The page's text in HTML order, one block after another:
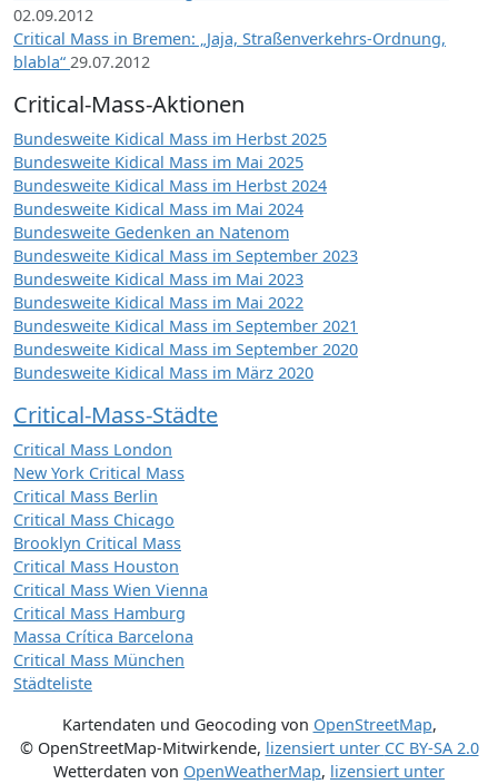
02.09.2012
Critical Mass in Bremen: „Jaja, Straßenverkehrs-Ordnung,
blabla“ 29.07.2012
Critical-Mass-Aktionen
Bundesweite Kidical Mass im Herbst 2025
Bundesweite Kidical Mass im Mai 2025
Bundesweite Kidical Mass im Herbst 2024
Bundesweite Kidical Mass im Mai 2024
Bundesweite Gedenken an Natenom
Bundesweite Kidical Mass im September 2023
Bundesweite Kidical Mass im Mai 2023
Bundesweite Kidical Mass im Mai 2022
Bundesweite Kidical Mass im September 2021
Bundesweite Kidical Mass im September 2020
Bundesweite Kidical Mass im März 2020
Critical-Mass-Städte
Critical Mass London
New York Critical Mass
Critical Mass Berlin
Critical Mass Chicago
Brooklyn Critical Mass
Critical Mass Houston
Critical Mass Wien Vienna
Critical Mass Hamburg
Massa Crítica Barcelona
Critical Mass München
Städteliste
Kartendaten und Geocoding von OpenStreetMap,
© OpenStreetMap-Mitwirkende, lizensiert unter CC BY-SA 2.0
Wetterdaten von OpenWeatherMap, lizensiert unter